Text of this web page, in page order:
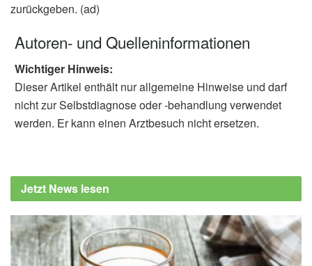
zurückgeben. (ad)
Autoren- und Quelleninformationen
Wichtiger Hinweis:
Dieser Artikel enthält nur allgemeine Hinweise und darf
nicht zur Selbstdiagnose oder -behandlung verwendet
werden. Er kann einen Arztbesuch nicht ersetzen.
Jetzt News lesen